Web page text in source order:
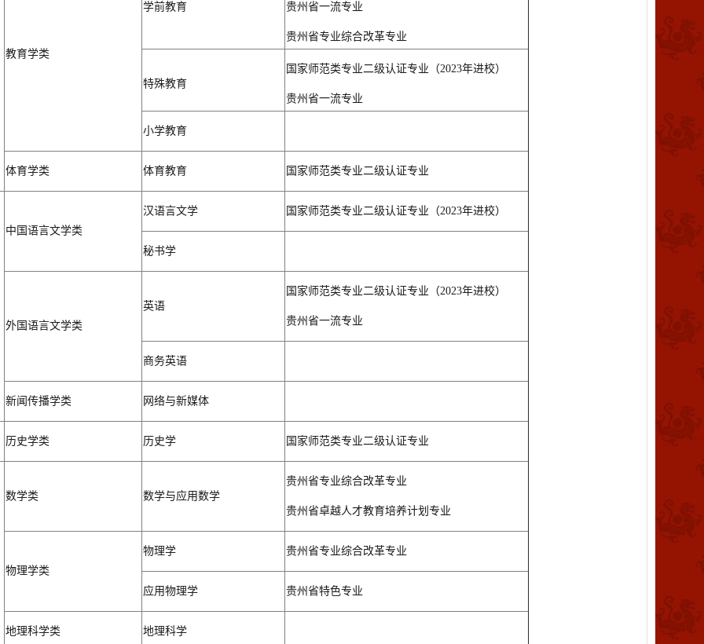
教育学类
学前教育 贵州省一流专业
贵州省专业综合改革专业
特殊教育
国家师范类专业二级认证专业（2023年进校）
贵州省一流专业
小学教育
体育学类 体育教育 国家师范类专业二级认证专业
中国语言文学类
汉语言文学 国家师范类专业二级认证专业（2023年进校）
秘书学
外国语言文学类
英语
国家师范类专业二级认证专业（2023年进校）
贵州省一流专业
商务英语
新闻传播学类 网络与新媒体
历史学类 历史学 国家师范类专业二级认证专业
数学类 数学与应用数学
贵州省专业综合改革专业
贵州省卓越人才教育培养计划专业
物理学类
物理学 贵州省专业综合改革专业
应用物理学 贵州省特色专业
地理科学类 地理科学